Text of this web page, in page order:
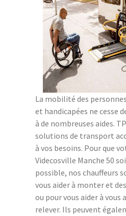
La mobilité des
et handicapées ne cesse
à de nombreuses aides.
solutions de transport
à vos besoins. Pour que
Videcosville Manche 50
possible, nos chauffeurs
vous aider à monter et
ou pour vous aider à vous
relever. Ils peuvent